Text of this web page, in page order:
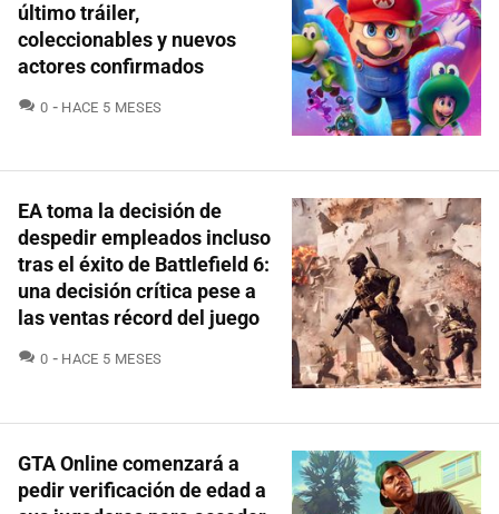
último tráiler,
coleccionables y nuevos
actores confirmados
0 COMENTARIOS
HACE 5 MESES
EA toma la decisión de
despedir empleados incluso
tras el éxito de Battlefield 6:
una decisión crítica pese a
las ventas récord del juego
0 COMENTARIOS
HACE 5 MESES
GTA Online comenzará a
pedir verificación de edad a